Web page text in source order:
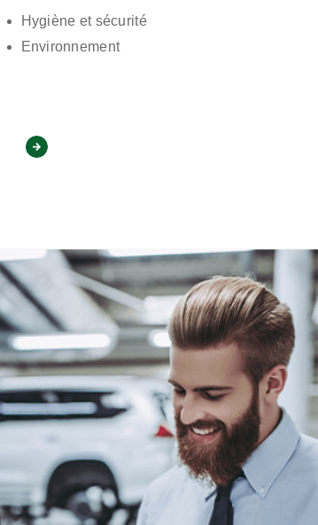
Hygiène et sécurité
Environnement